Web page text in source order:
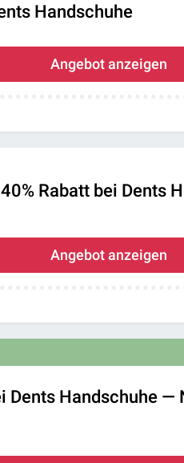
Handschuhe
Angebot anzeigen
Rabatt bei Dents
Angebot anzeigen
Dents Handschuhe —